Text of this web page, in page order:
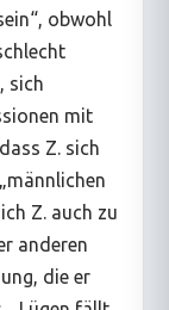
obwohl
sich
mit
Z. sich
Z. auch zu
anderen
die er